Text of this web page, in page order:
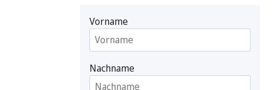
Vorname
Nachname